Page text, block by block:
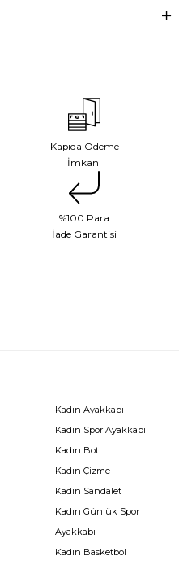
Kapıda Ödeme
İmkanı
%100 Para
İade Garantisi
Kadın Ayakkabı
Kadın Spor Ayakkabı
Kadın Bot
Kadın Çizme
Kadın Sandalet
Kadın Günlük Spor
Ayakkabı
Kadın Basketbol